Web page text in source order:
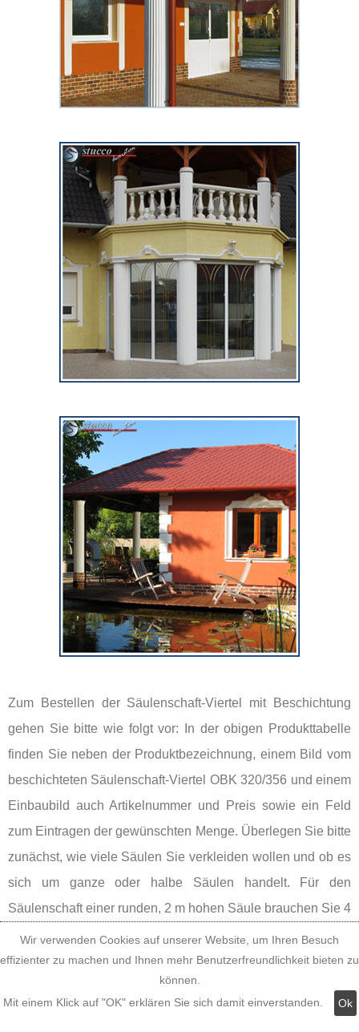
Zum Bestellen der Säulenschaft-Viertel mit Beschichtung
gehen Sie bitte wie folgt vor: In der obigen Produkttabelle
finden Sie neben der Produktbezeichnung, einem Bild vom
beschichteten Säulenschaft-Viertel OBK 320/356 und einem
Einbaubild auch Artikelnummer und Preis sowie ein Feld
zum Eintragen der gewünschten Menge. Überlegen Sie bitte
zunächst, wie viele Säulen Sie verkleiden wollen und ob es
sich um ganze oder halbe Säulen handelt. Für den
Säulenschaft einer runden, 2 m hohen Säule brauchen Sie 4
Säulenschaft-Viertel, für den Säulenschaft einer halben, 2 m
hohen Säule nur 2 Säulenschaft-Viertel. Multiplizieren Sie
die Anzahl der erforderlichen Säulenschaft-Viertel mit der
Anzahl der Säulen und tragen Sie bitte die errechnete
Wir verwenden Cookies auf unserer Website, um Ihren Besuch
effizienter zu machen und Ihnen mehr Benutzerfreundlichkeit bieten zu
können.
Mit einem Klick auf "OK" erklären Sie sich damit einverstanden.
Ok